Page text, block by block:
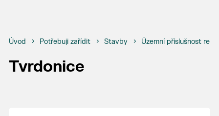
Úvod Potřebuji zařídit Stavby Územní příslušnost
Tvrdonice